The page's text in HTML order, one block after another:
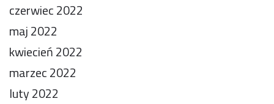
czerwiec 2022
maj 2022
kwiecień 2022
marzec 2022
luty 2022